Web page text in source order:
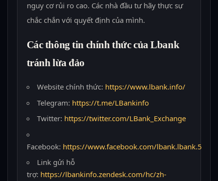
nguy cơ rủi ro cao. Các nhà đầu tư hãy thực sự
chắc chắn với quyết định của mình.
Các thông tin chính thức của Lbank
tránh lừa đảo
Website chính thức: https://www.lbank.info/
Telegram: https://t.me/LBankinfo
Twitter: https://twitter.com/LBank_Exchange
Facebook: https://www.facebook.com/lbank.lbank.5
Link gửi hỗ
trợ: https://lbankinfo.zendesk.com/hc/zh-